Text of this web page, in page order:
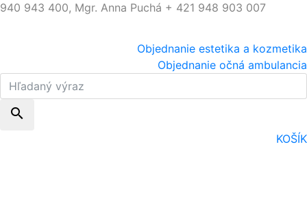
940 943 400, Mgr. Anna Puchá + 421 948 903 007
Objednanie estetika a kozmetika
Objednanie očná ambulancia
search
KOŠÍK